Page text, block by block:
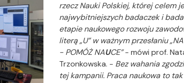
rzecz Nauki Polskiej, której celem
najwybitniejszych badaczek i
etapie naukowego rozwoju
literą „U” w ważnym przesłaniu
- POMÓŻ NAUCE”- mówi prof.
Trzonkowska. - Bez wahania
tej kampanii. Praca naukowa to